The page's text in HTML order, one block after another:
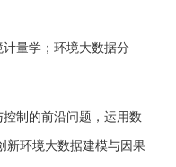
量学；环境大数据分
制的前沿问题，运用数
新环境大数据建模与因果